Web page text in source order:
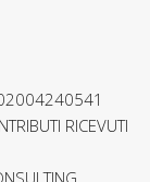
02004240541
RICEVUTI